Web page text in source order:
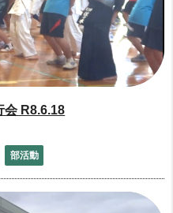
会 R8.6.18
部活動